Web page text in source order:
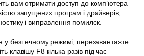
вам отримати доступ до комп’ютера
запущених програм і драйверів,
і виправлення помилок.
у безпечному режимі, перезавантажте
клавішу F8 кілька разів під час